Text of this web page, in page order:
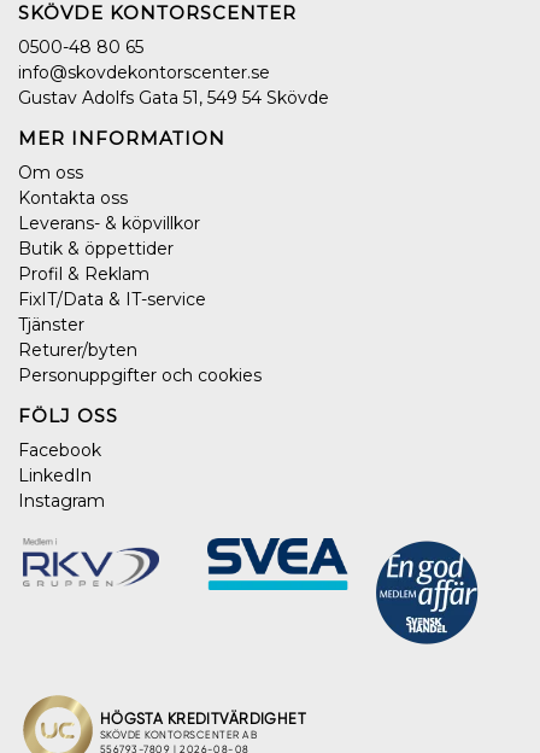
SKÖVDE KONTORSCENTER
0500-48 80 65
info@skovdekontorscenter.se
Gustav Adolfs Gata 51, 549 54 Skövde
MER INFORMATION
Om oss
Kontakta oss
Leverans- & köpvillkor
Butik & öppettider
Profil & Reklam
FixIT/Data & IT-service
Tjänster
Returer/byten
Personuppgifter och cookies
FÖLJ OSS
Facebook
LinkedIn
Instagram